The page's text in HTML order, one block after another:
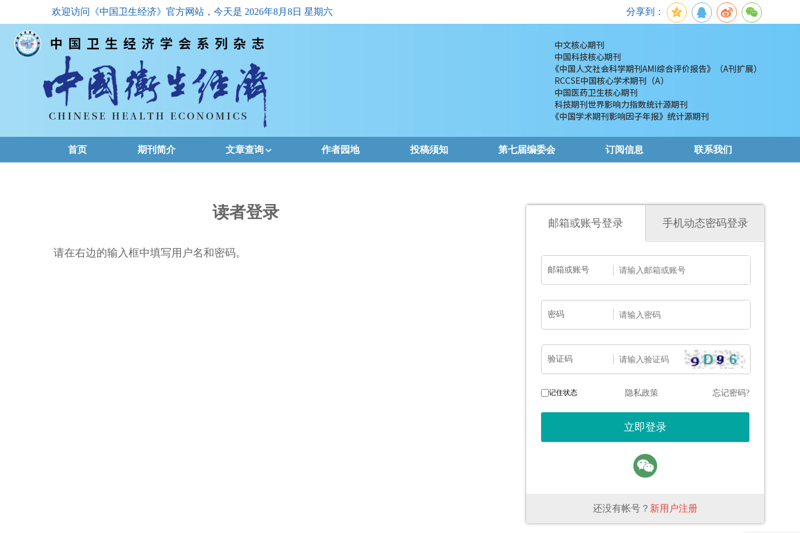
欢迎访问《中国卫生经济》官方网站，今天是 2026年8月8日 星期六 分享到：
首页 期刊简介 文章查询
下载排名
作者园地 投稿须知 第七届编委会 订阅信息 联系我们
读者登录
请在右边的输入框中填写用户名和密码。
邮箱或账号登录 手机动态密码登录
邮箱或账号
密码
验证码
记住状态 隐私政策 忘记密码?
还没有帐号？ 新用户注册